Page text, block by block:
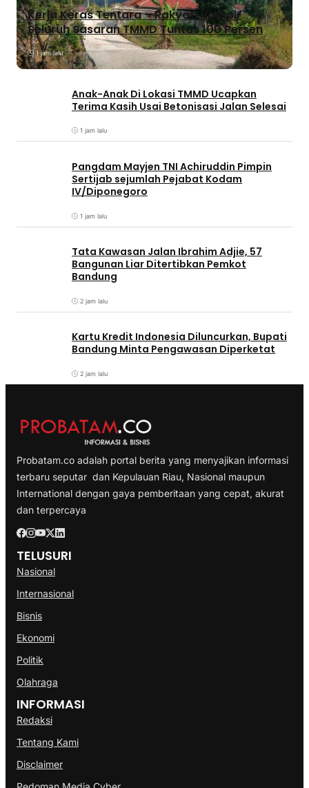
Kerja Keras Tentara – Rakyat, Hampir
Seluruh Sasaran TMMD Tuntas 100 Persen
1 jam lalu
Anak-Anak Di Lokasi TMMD Ucapkan
Terima Kasih Usai Betonisasi Jalan Selesai
1 jam lalu
Pangdam Mayjen TNI Achiruddin Pimpin
Sertijab sejumlah Pejabat Kodam
IV/Diponegoro
1 jam lalu
Tata Kawasan Jalan Ibrahim Adjie, 57
Bangunan Liar Ditertibkan Pemkot
Bandung
2 jam lalu
Kartu Kredit Indonesia Diluncurkan, Bupati
Bandung Minta Pengawasan Diperketat
2 jam lalu
Probatam.co adalah portal berita yang menyajikan informasi
terbaru seputar dan Kepulauan Riau, Nasional maupun
International dengan gaya pemberitaan yang cepat, akurat
dan terpercaya
TELUSURI
Nasional
Internasional
Bisnis
Ekonomi
Politik
Olahraga
INFORMASI
Redaksi
Tentang Kami
Disclaimer